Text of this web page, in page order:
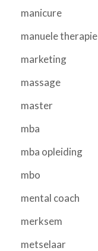
manicure
manuele therapie
marketing
massage
master
mba
mba opleiding
mbo
mental coach
merksem
metselaar